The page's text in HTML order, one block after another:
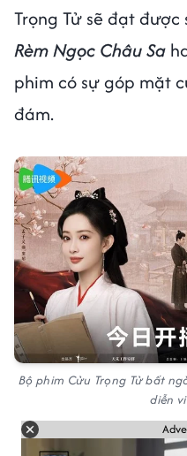
Trọng Tử sẽ đạt
Rèm Ngọc Châu Sa
phim có sự góp mặt
đám.
Bộ phim Cửu Trọng Tử bất
diễn